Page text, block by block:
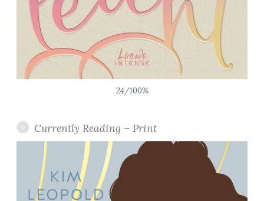
24/100%
Currently Reading – Print